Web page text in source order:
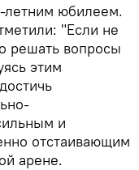
летним юбилеем.
"Если не
решать вопросы
этим
и
отстаивающим
арене.